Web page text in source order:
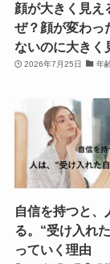
顔が大きく見え
ぜ？顔が変わっ
ないのに大きく
2026年7月25日 年
自信を持つと、
る。“受け入れ
っていく理由